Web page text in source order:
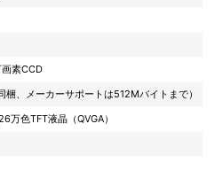
素CCD
梱、メーカーサポートは512Mバイトまで）
万色TFT液晶（QVGA）